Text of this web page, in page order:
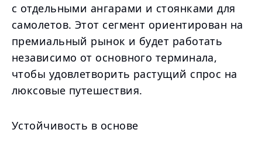
с отдельными ангарами и стоянками для
самолетов. Этот сегмент ориентирован на
премиальный рынок и будет работать
независимо от основного терминала,
чтобы удовлетворить растущий спрос на
люксовые путешествия.
Устойчивость в основе